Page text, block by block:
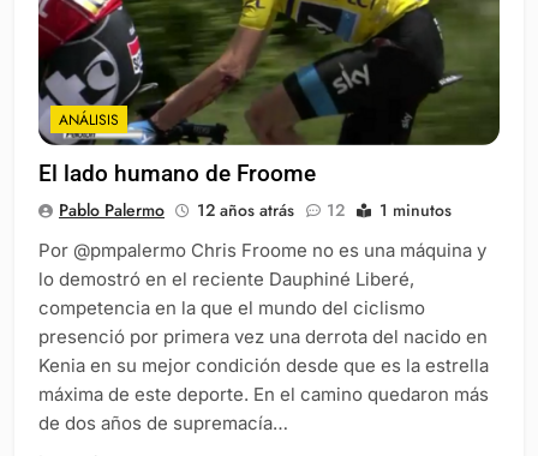
ANÁLISIS
El lado humano de Froome
Pablo Palermo 12 años atrás 12 1 minutos
Por @pmpalermo Chris Froome no es una máquina y
lo demostró en el reciente Dauphiné Liberé,
competencia en la que el mundo del ciclismo
presenció por primera vez una derrota del nacido en
Kenia en su mejor condición desde que es la estrella
máxima de este deporte. En el camino quedaron más
de dos años de supremacía…